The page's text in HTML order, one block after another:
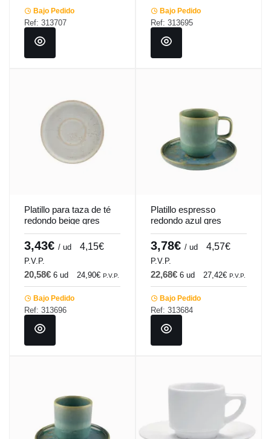
Bajo Pedido
Ref: 313707
Bajo Pedido
Ref: 313695
Platillo para taza de té
redondo beige gres
esmaltado Ø 14 cm
Sand Accolade
3,43€ / ud 4,15€
P.V.P.
20,58€ 6 ud 24,90€ P.V.P.
Bajo Pedido
Ref: 313696
Platillo espresso
redondo azul gres
esmaltado Ø 12 cm
Magic Accolade
3,78€ / ud 4,57€
P.V.P.
22,68€ 6 ud 27,42€ P.V.P.
Bajo Pedido
Ref: 313684